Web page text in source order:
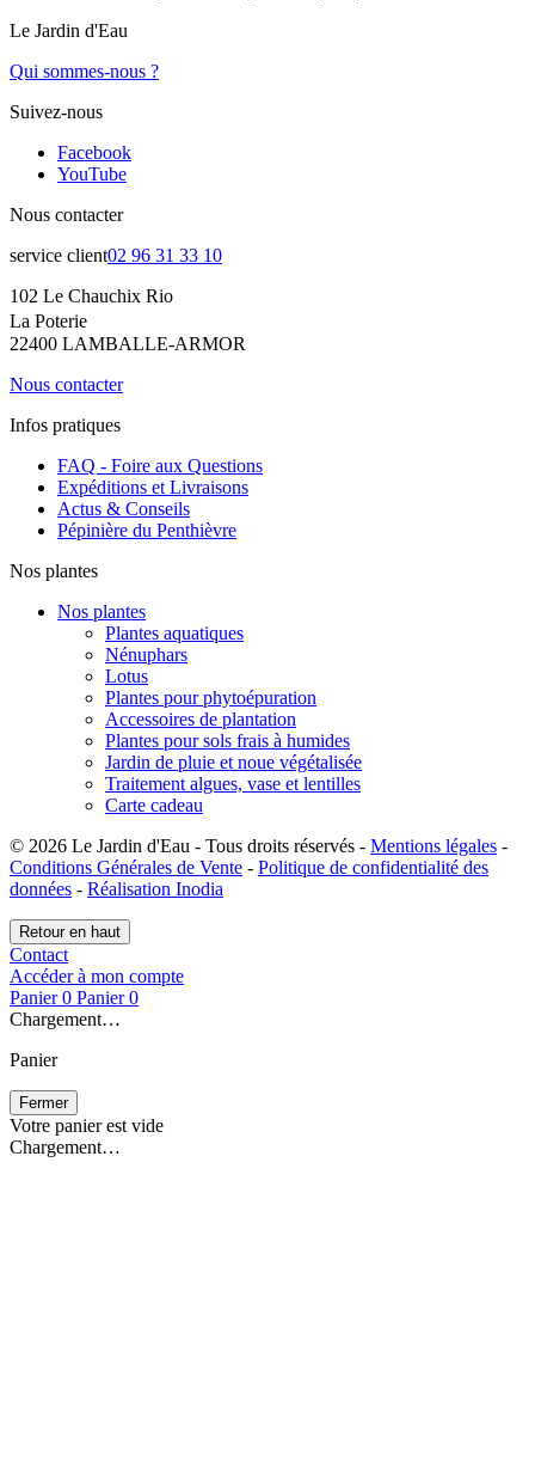
Le Jardin d'Eau
Qui sommes-nous ?
Suivez-nous
Facebook
YouTube
Nous contacter
service client02 96 31 33 10
102 Le Chauchix Rio
La Poterie
22400 LAMBALLE-ARMOR
Nous contacter
Infos pratiques
FAQ - Foire aux Questions
Expéditions et Livraisons
Actus & Conseils
Pépinière du Penthièvre
Nos plantes
Nos plantes
Plantes aquatiques
Nénuphars
Lotus
Plantes pour phytoépuration
Accessoires de plantation
Plantes pour sols frais à humides
Jardin de pluie et noue végétalisée
Traitement algues, vase et lentilles
Carte cadeau
© 2026 Le Jardin d'Eau - Tous droits réservés - Mentions légales -
Conditions Générales de Vente - Politique de confidentialité des
données - Réalisation Inodia
Retour en haut
Contact
Accéder à mon compte
Panier 0 Panier 0
Chargement…
Panier
Fermer
Votre panier est vide
Chargement…